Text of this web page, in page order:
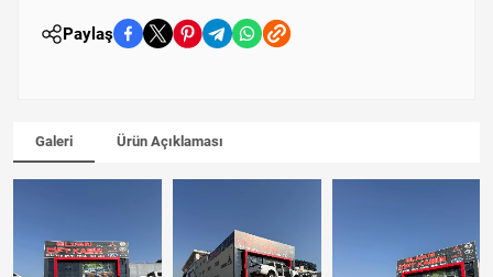
Paylaş
Galeri Ürün Açıklaması